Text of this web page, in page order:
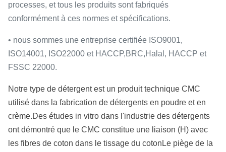
processes, et tous les produits sont fabriqués
conformément à ces normes et spécifications.
• nous sommes une entreprise certifiée ISO9001,
ISO14001, ISO22000 et HACCP,BRC,Halal, HACCP et
FSSC 22000.
Notre type de détergent est un produit technique CMC
utilisé dans la fabrication de détergents en poudre et en
crème.Des études in vitro dans l'industrie des détergents
ont démontré que le CMC constitue une liaison (H) avec
les fibres de coton dans le tissage du cotonLe piège de la